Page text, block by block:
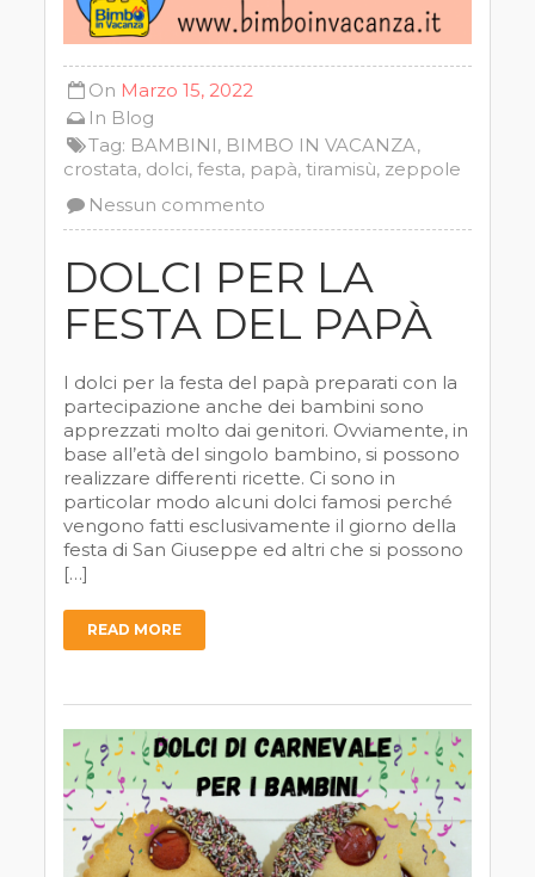
On Marzo 15, 2022
In Blog
Tag: BAMBINI, BIMBO IN VACANZA,
crostata, dolci,festa, papà,tiramisù, zeppole
Nessun commento
DOLCI PER LA
FESTA DEL PAPÀ
I dolci per la festa del papà preparati con la
partecipazione anche dei bambini sono
apprezzati molto dai genitori. Ovviamente, in
base all’età del singolo bambino, si possono
realizzare differenti ricette. Ci sono in
particolar modo alcuni dolci famosi perché
vengono fatti esclusivamente il giorno della
festa di San Giuseppe ed altri che si possono
[…]
READ MORE